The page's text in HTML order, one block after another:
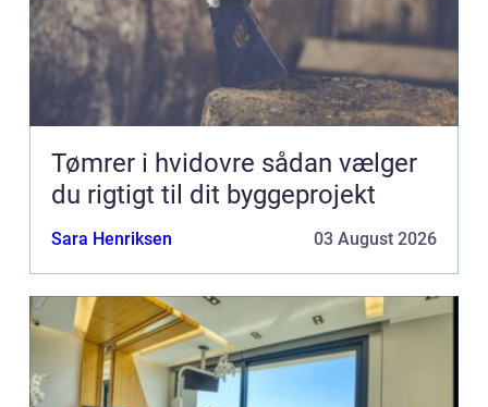
Tømrer i hvidovre sådan vælger
du rigtigt til dit byggeprojekt
Sara Henriksen 03 August 2026